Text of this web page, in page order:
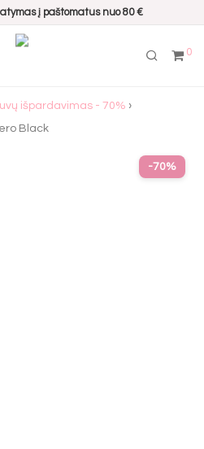
į paštomatus nuo 80 €
0
išpardavimas - 70% ›
Black
-70%